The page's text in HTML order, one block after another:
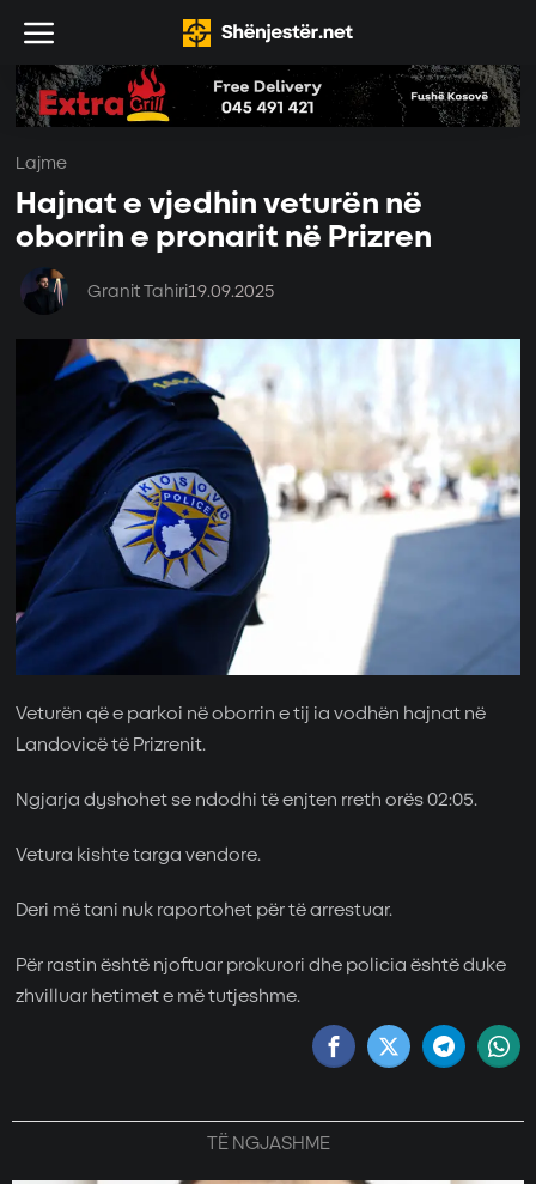
Lajme
Hajnat e vjedhin veturën në
oborrin e pronarit në Prizren
Granit Tahiri19.09.2025
Veturën që e parkoi në oborrin e tij ia vodhën hajnat në
Landovicë të Prizrenit.
Ngjarja dyshohet se ndodhi të enjten rreth orës 02:05.
Vetura kishte targa vendore.
Deri më tani nuk raportohet për të arrestuar.
Për rastin është njoftuar prokurori dhe policia është duke
zhvilluar hetimet e më tutjeshme.
TË NGJASHME